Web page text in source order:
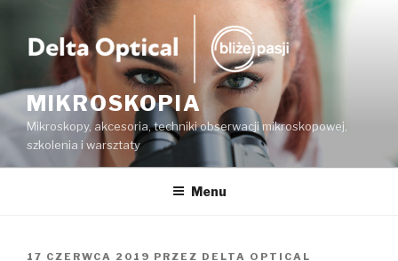
treści
MIKROSKOPIA
Mikroskopy, akcesoria, techniki obserwacji mikroskopowej,
szkolenia i warsztaty
Menu
OPUBLIKOWANE
17 CZERWCA 2019 PRZEZ DELTA OPTICAL